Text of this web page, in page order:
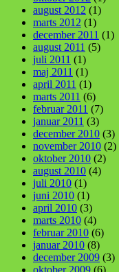
august 2012 (1)
marts 2012 (1)
december 2011 (1)
august 2011 (5)
juli 2011 (1)
maj 2011 (1)
april 2011 (1)
marts 2011 (6)
februar 2011 (7)
januar 2011 (3)
december 2010 (3)
november 2010 (2)
oktober 2010 (2)
august 2010 (4)
juli 2010 (1)
juni 2010 (1)
april 2010 (3)
marts 2010 (4)
februar 2010 (6)
januar 2010 (8)
december 2009 (3)
oktober 2009 (6)